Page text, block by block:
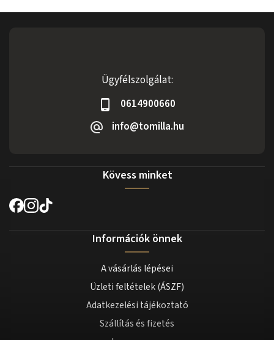
Ügyfélszolgálat:
0614900660
info@tomilla.hu
Kövess minket
Információk önnek
A vásárlás lépései
Üzleti feltételek (ÁSZF)
Adatkezelési tájékoztató
Szállítás és fizetés